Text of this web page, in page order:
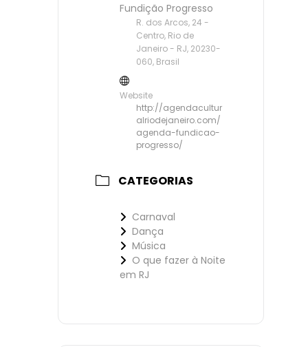
Fundição Progresso
R. dos Arcos, 24 -
Centro, Rio de
Janeiro - RJ, 20230-
060, Brasil
Website
http://agendacultur
alriodejaneiro.com/
agenda-fundicao-
progresso/
CATEGORIAS
Carnaval
Dança
Música
O que fazer à Noite
em RJ